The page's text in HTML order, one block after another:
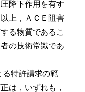
降下作用を有す
上，ＡＣＥ阻害
る物質であるこ
の技術常識であ
特許請求の範
は，いずれも，